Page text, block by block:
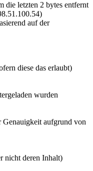
die letzten 2 bytes entfernt
auf der
diese das erlaubt)
wurden
aufgrund von
nicht deren Inhalt)